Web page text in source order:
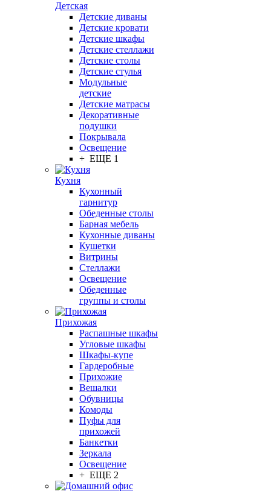
Детская
Детские диваны
Детские кровати
Детские шкафы
Детские стеллажи
Детские столы
Детские стулья
Модульные
детские
Детские матрасы
Декоративные
подушки
Покрывала
Освещение
+ ЕЩЕ 1
Кухня
Кухонный
гарнитур
Обеденные столы
Барная мебель
Кухонные диваны
Кушетки
Витрины
Стеллажи
Освещение
Обеденные
группы и столы
Прихожая
Распашные шкафы
Угловые шкафы
Шкафы-купе
Гардеробные
Прихожие
Вешалки
Обувницы
Комоды
Пуфы для
прихожей
Банкетки
Зеркала
Освещение
+ ЕЩЕ 2